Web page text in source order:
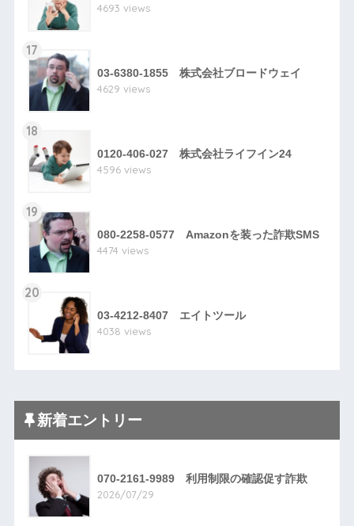
4693 views
17
03-6380-1855 株式会社ブロードウェイ
4629 views
18
0120-406-027 株式会社ライフイン24
4596 views
19
080-2258-0577 Amazonを装った詐欺SMS
4474 views
20
03-4212-8407 エイトツール
4038 views
新着エントリー
070-2161-9989 利用制限の確認促す詐欺
2026/07/29